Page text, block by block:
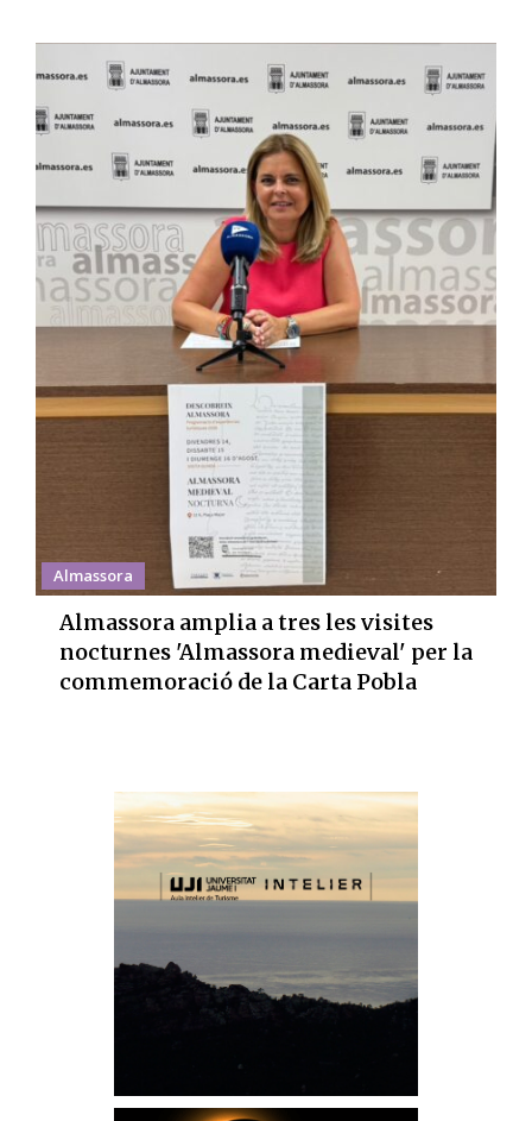
Almassora
Almassora amplia a tres les visites
nocturnes 'Almassora medieval' per la
commemoració de la Carta Pobla